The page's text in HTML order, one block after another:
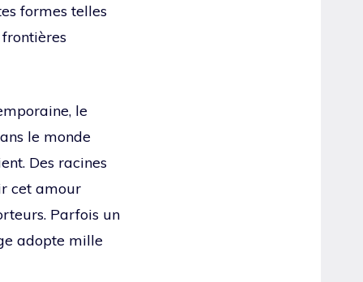
formes telles
le
le monde
Des racines
cet amour
Parfois un
adopte mille